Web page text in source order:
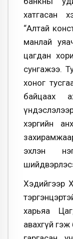
хатгасан
“Алтай
манлай
цагдан
сунгажээ.
хоног
байцаах
хэргийн
эхлэн
Хэдийгээр
харьяа
авахгүй